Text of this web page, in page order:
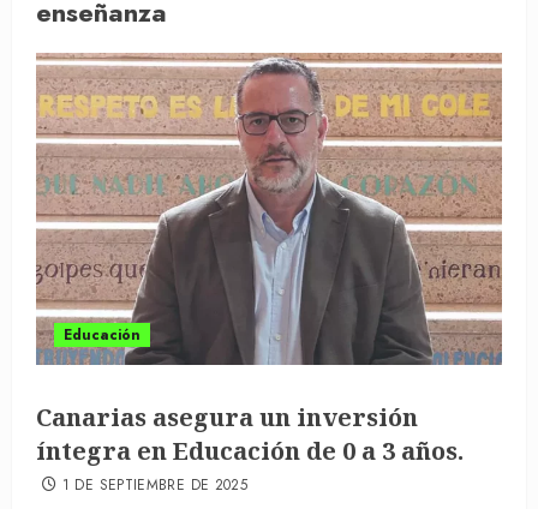
enseñanza
Educación
Canarias asegura un inversión
íntegra en Educación de 0 a 3 años.
1 DE SEPTIEMBRE DE 2025